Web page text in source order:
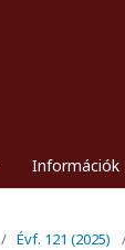
Információk
/ Évf. 121 (2025)